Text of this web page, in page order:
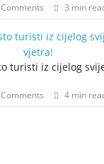
3 min
turisti iz cijelog
4 min